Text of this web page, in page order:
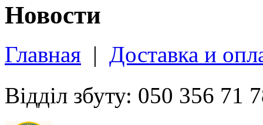
Новости
Главная | Доставка и
Відділ збуту: 050 356 71